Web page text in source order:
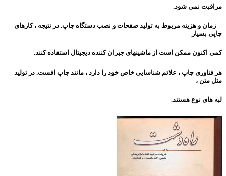
مراقبت نمی شود.
زمان و هزینه مربوط به تولید صفحات و نصب دستگاه چاپ. در نتیجه ، کارهای
چاپی بسیار
کمی اکنون ممکن است از ماشینهای جبران کننده دیجیتال استفاده کنند.
هر فناوری چاپ ، علائم شناسایی خاص خود را دارد ، مانند چاپ افست. در تولید
مثل متن ،
لبه های نوع هستند.